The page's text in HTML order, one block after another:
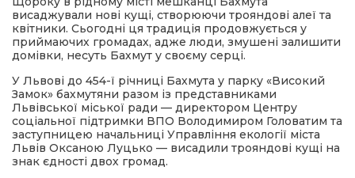
політика
місія
висаджували нові кущі, створюючи трояндові алеї та
квітники. Сьогодні ця традиція продовжується у
приймаючих громадах, адже люди, змушені залишити
домівки, несуть Бахмут у своєму серці.
У Львові до 454-ї річниці Бахмута у парку «Високий
Замок» бахмутяни разом із представниками
Львівської міської ради — директором Центру
соціальної підтримки ВПО Володимиром Головатим та
заступницею начальниці Управління екології міста
Львів Оксаною Луцько — висадили трояндові кущі на
знак єдності двох громад.